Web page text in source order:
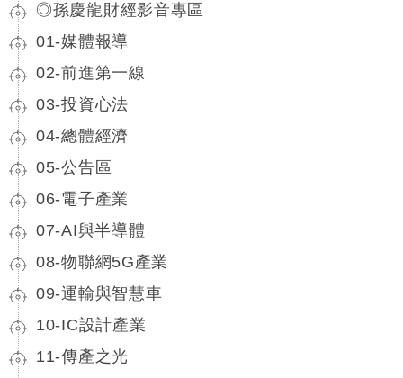
◎孫慶龍財經影音專區
01-媒體報導
02-前進第一線
03-投資心法
04-總體經濟
05-公告區
06-電子產業
07-AI與半導體
08-物聯網5G產業
09-運輸與智慧車
10-IC設計產業
11-傳產之光